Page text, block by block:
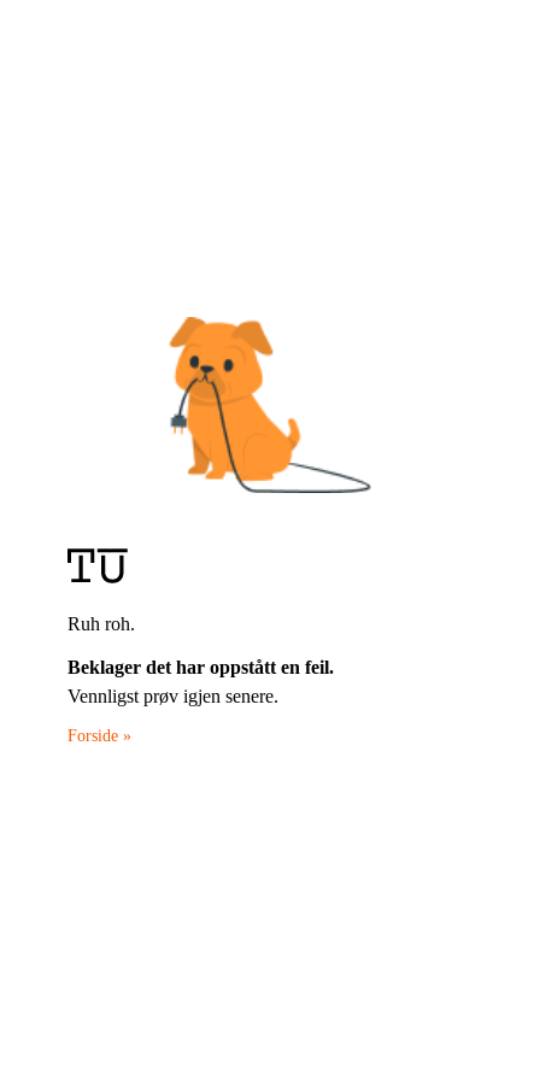
Ruh roh.
Beklager det har oppstått en feil.
Vennligst prøv igjen senere.
Forside »